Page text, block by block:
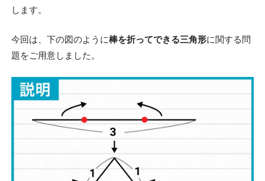
します。
今回は、下の図のように棒を折ってできる三角形に関する問
題をご用意しました。